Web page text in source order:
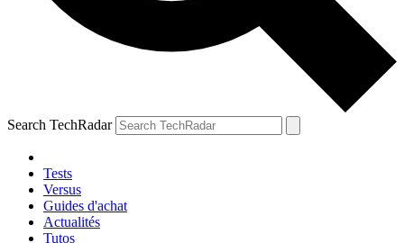
Search TechRadar
Tests
Versus
Guides d'achat
Actualités
Tutos